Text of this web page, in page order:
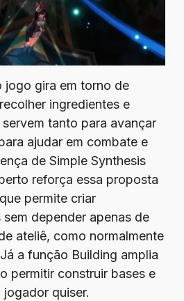
jogo gira em torno de
ingredientes e
tanto para avançar
ajudar em combate e
de Simple Synthesis
reforça essa proposta
permite criar
depender apenas de
ateliê, como normalmente
a função Building amplia
permitir construir bases e
quiser.